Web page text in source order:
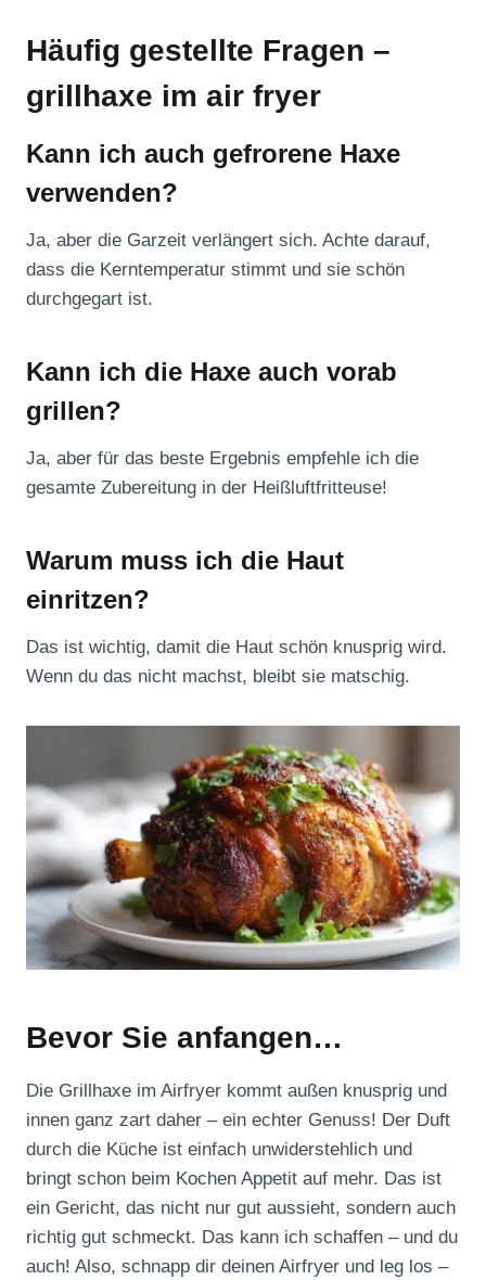
Häufig gestellte Fragen –
grillhaxe im air fryer
Kann ich auch gefrorene Haxe
verwenden?
Ja, aber die Garzeit verlängert sich. Achte darauf,
dass die Kerntemperatur stimmt und sie schön
durchgegart ist.
Kann ich die Haxe auch vorab
grillen?
Ja, aber für das beste Ergebnis empfehle ich die
gesamte Zubereitung in der Heißluftfritteuse!
Warum muss ich die Haut
einritzen?
Das ist wichtig, damit die Haut schön knusprig wird.
Wenn du das nicht machst, bleibt sie matschig.
Bevor Sie anfangen…
Die Grillhaxe im Airfryer kommt außen knusprig und
innen ganz zart daher – ein echter Genuss! Der Duft
durch die Küche ist einfach unwiderstehlich und
bringt schon beim Kochen Appetit auf mehr. Das ist
ein Gericht, das nicht nur gut aussieht, sondern auch
richtig gut schmeckt. Das kann ich schaffen – und du
auch! Also, schnapp dir deinen Airfryer und leg los –